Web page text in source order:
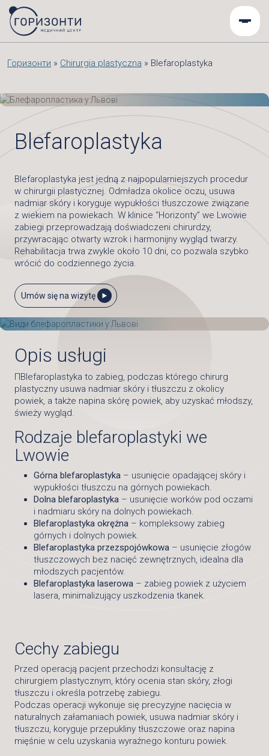
Горизонти » Chirurgia plastyczna » Blefaroplastyka
Blefaroplastyka
Blefaroplastyka jest jedną z najpopularniejszych procedur
w chirurgii plastycznej. Odmładza okolice oczu, usuwa
nadmiar skóry i koryguje wypukłości tłuszczowe związane
z wiekiem na powiekach. W klinice “Horizonty” we Lwowie
zabiegi przeprowadzają doświadczeni chirurdzy,
przywracając otwarty wzrok i harmonijny wygląd twarzy.
Rehabilitacja trwa zwykle około 10 dni, co pozwala szybko
wrócić do codziennego życia.
Umów się na wizytę
Opis usługi
ПBlefaroplastyka to zabieg, podczas którego chirurg
plastyczny usuwa nadmiar skóry i tłuszczu z okolicy
powiek, a także napina skórę powiek, aby uzyskać młodszy,
świeży wygląd.
Rodzaje blefaroplastyki we
Lwowie
Górna blefaroplastyka – usunięcie opadającej skóry i
wypukłości tłuszczu na górnych powiekach.
Dolna blefaroplastyka – usunięcie worków pod oczami
i nadmiaru skóry na dolnych powiekach.
Blefaroplastyka okrężna – kompleksowy zabieg
górnych i dolnych powiek.
Blefaroplastyka przezspojówkowa – usunięcie złogów
tłuszczowych bez nacięć zewnętrznych, idealna dla
młodszych pacjentów.
Blefaroplastyka laserowa – zabieg powiek z użyciem
lasera, minimalizujący uszkodzenia tkanek.
Cechy zabiegu
Przed operacją pacjent przechodzi konsultację z
chirurgiem plastycznym, który ocenia stan skóry, złogi
tłuszczu i określa potrzebę zabiegu.
Podczas operacji wykonuje się precyzyjne nacięcia w
naturalnych załamaniach powiek, usuwa nadmiar skóry i
tłuszczu, koryguje przepukliny tłuszczowe oraz napina
mięśnie w celu uzyskania wyraźnego konturu powiek.